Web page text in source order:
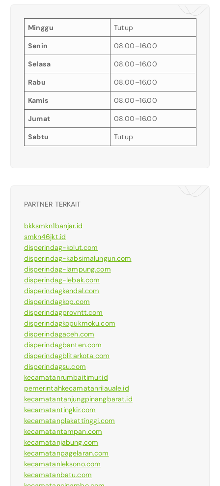
Minggu Tutup
Senin 08.00–16.00
Selasa 08.00–16.00
Rabu 08.00–16.00
Kamis 08.00–16.00
Jumat 08.00–16.00
Sabtu Tutup
PARTNER TERKAIT
bkksmkn1banjar.id
smkn46jkt.id
disperindag-kolut.com
disperindag-kabsimalungun.com
disperindag-lampung.com
disperindag-lebak.com
disperindagkendal.com
disperindagkop.com
disperindagprovntt.com
disperindagkopukmoku.com
disperindagaceh.com
disperindagbanten.com
disperindagblitarkota.com
disperindagsu.com
kecamatanrumbaitimur.id
pemerintahkecamatanrilauale.id
kecamatantanjungpinangbarat.id
kecamatantingkir.com
kecamatanplakattinggi.com
kecamatantampan.com
kecamatanjabung.com
kecamatanpagelaran.com
kecamatanleksono.com
kecamatanbatu.com